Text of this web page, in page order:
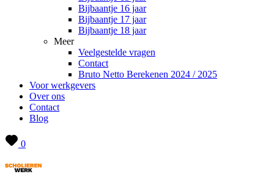
Bijbaantje 16 jaar
Bijbaantje 17 jaar
Bijbaantje 18 jaar
Meer
Veelgestelde vragen
Contact
Bruto Netto Berekenen 2024 / 2025
Voor werkgevers
Over ons
Contact
Blog
0